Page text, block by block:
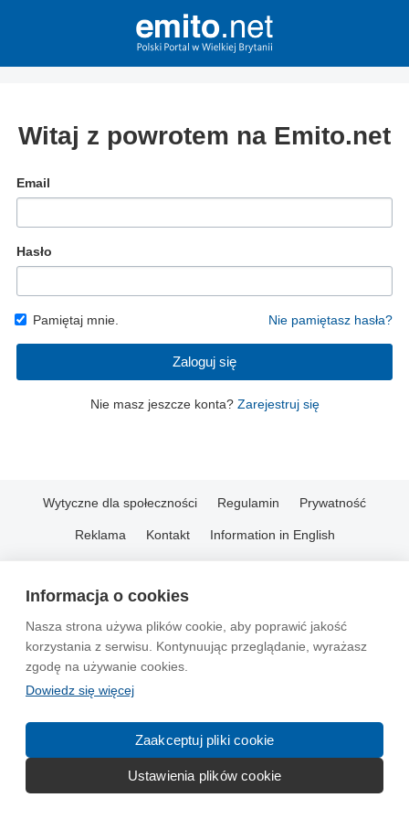
Informacja o cookies
Nasza strona używa plików cookie, aby poprawić jakość
korzystania z serwisu. Kontynuując przeglądanie, wyrażasz
zgodę na używanie cookies.
Dowiedz się więcej
Zaakceptuj pliki cookie
Ustawienia plików cookie
Witaj z powrotem na Emito.net
Email
Hasło
Pamiętaj mnie. Nie pamiętasz hasła?
Zaloguj się
Nie masz jeszcze konta? Zarejestruj się
Wytyczne dla społeczności Regulamin Prywatność
Reklama Kontakt Information in English